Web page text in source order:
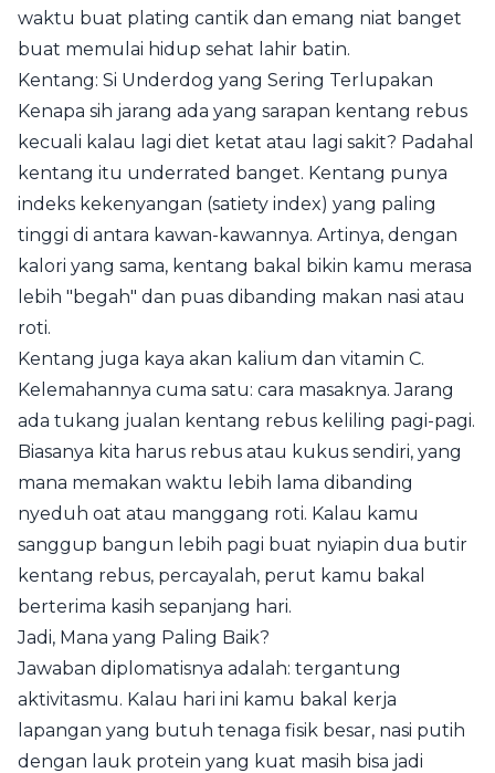
waktu buat plating cantik dan emang niat banget
buat memulai hidup sehat lahir batin.
Kentang: Si Underdog yang Sering Terlupakan
Kenapa sih jarang ada yang sarapan kentang rebus
kecuali kalau lagi diet ketat atau lagi sakit? Padahal
kentang itu underrated banget. Kentang punya
indeks kekenyangan (satiety index) yang paling
tinggi di antara kawan-kawannya. Artinya, dengan
kalori yang sama, kentang bakal bikin kamu merasa
lebih "begah" dan puas dibanding makan nasi atau
roti.
Kentang juga kaya akan kalium dan vitamin C.
Kelemahannya cuma satu: cara masaknya. Jarang
ada tukang jualan kentang rebus keliling pagi-pagi.
Biasanya kita harus rebus atau kukus sendiri, yang
mana memakan waktu lebih lama dibanding
nyeduh oat atau manggang roti. Kalau kamu
sanggup bangun lebih pagi buat nyiapin dua butir
kentang rebus, percayalah, perut kamu bakal
berterima kasih sepanjang hari.
Jadi, Mana yang Paling Baik?
Jawaban diplomatisnya adalah: tergantung
aktivitasmu. Kalau hari ini kamu bakal kerja
lapangan yang butuh tenaga fisik besar, nasi putih
dengan lauk protein yang kuat masih bisa jadi